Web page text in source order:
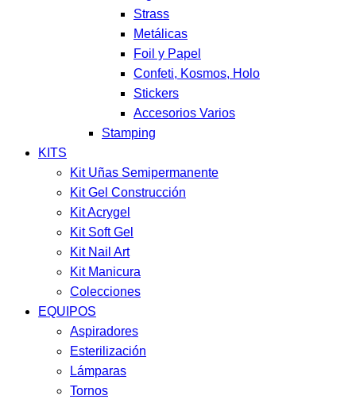
Strass
Metálicas
Foil y Papel
Confeti, Kosmos, Holo
Stickers
Accesorios Varios
Stamping
KITS
Kit Uñas Semipermanente
Kit Gel Construcción
Kit Acrygel
Kit Soft Gel
Kit Nail Art
Kit Manicura
Colecciones
EQUIPOS
Aspiradores
Esterilización
Lámparas
Tornos